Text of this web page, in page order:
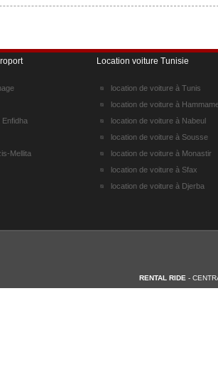
Location voiture Tunisie
Mellita
location de voiture à Tunis
location de voiture à
location de voiture à Nabeul
location de voiture à Sousse
location de voiture à Monastir
location de voiture à Sfax
location de voiture à Djerba
RENTAL RIDE -